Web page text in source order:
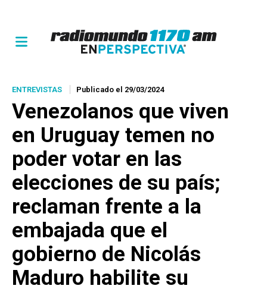
ENTREVISTAS Publicado el 29/03/2024
Venezolanos que viven
en Uruguay temen no
poder votar en las
elecciones de su país;
reclaman frente a la
embajada que el
gobierno de Nicolás
Maduro habilite su